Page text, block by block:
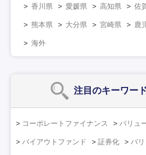
香川県 愛媛県 高知県 佐
熊本県 大分県 宮崎県 鹿
海外
注目のキーワー
コーポレートファイナンス バリュ
バイアウトファンド 証券化 バ